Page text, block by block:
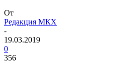
От
Редакция МКХ
-
19.03.2019
0
356